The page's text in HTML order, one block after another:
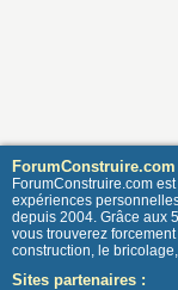
ForumConstruire.com
expériences
depuis 2004. Grâce aux
vous trouverez
construction, le
Sites partenaires :